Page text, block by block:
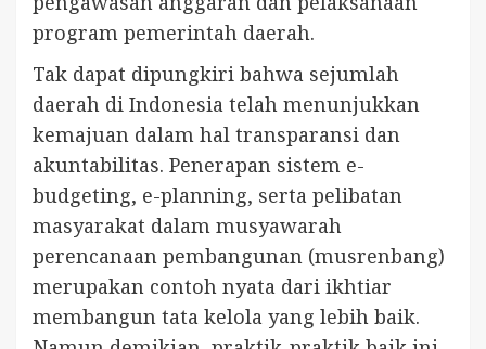
program pemerintah daerah.
Tak dapat dipungkiri bahwa sejumlah
daerah di Indonesia telah menunjukkan
kemajuan dalam hal transparansi dan
akuntabilitas. Penerapan sistem e-
budgeting, e-planning, serta pelibatan
masyarakat dalam musyawarah
perencanaan pembangunan (musrenbang)
merupakan contoh nyata dari ikhtiar
membangun tata kelola yang lebih baik.